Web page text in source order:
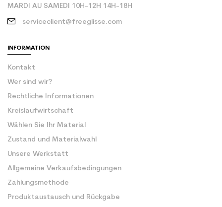
MARDI AU SAMEDI 10H-12H 14H-18H
serviceclient@freeglisse.com
INFORMATION
Kontakt
Wer sind wir?
Rechtliche Informationen
Kreislaufwirtschaft
Wählen Sie Ihr Material
Zustand und Materialwahl
Unsere Werkstatt
Allgemeine Verkaufsbedingungen
Zahlungsmethode
Produktaustausch und Rückgabe